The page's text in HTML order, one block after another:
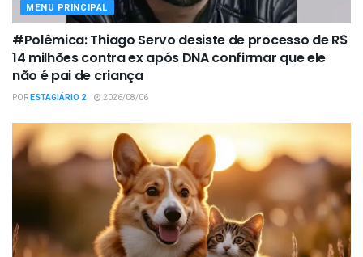
MENU PRINCIPAL
#Polêmica: Thiago Servo desiste de processo de R$
14 milhões contra ex após DNA confirmar que ele
não é pai de criança
PORESTAGIÁRIO 2 2026/08/06